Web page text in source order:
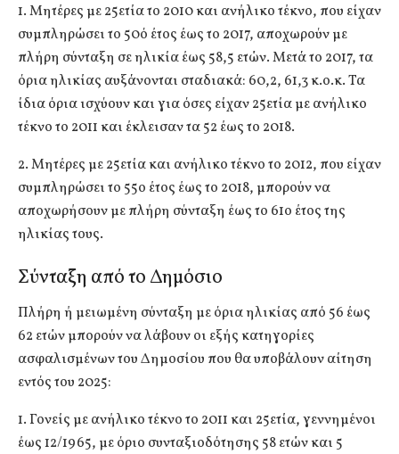
1. Μητέρες με 25ετία το 2010 και ανήλικο τέκνο, που είχαν
συμπληρώσει το 50ό έτος έως το 2017, αποχωρούν με
πλήρη σύνταξη σε ηλικία έως 58,5 ετών. Μετά το 2017, τα
όρια ηλικίας αυξάνονται σταδιακά: 60,2, 61,3 κ.ο.κ. Τα
ίδια όρια ισχύουν και για όσες είχαν 25ετία με ανήλικο
τέκνο το 2011 και έκλεισαν τα 52 έως το 2018.
2. Μητέρες με 25ετία και ανήλικο τέκνο το 2012, που είχαν
συμπληρώσει το 55ο έτος έως το 2018, μπορούν να
αποχωρήσουν με πλήρη σύνταξη έως το 61ο έτος της
ηλικίας τους.
Σύνταξη από το Δημόσιο
Πλήρη ή μειωμένη σύνταξη με όρια ηλικίας από 56 έως
62 ετών μπορούν να λάβουν οι εξής κατηγορίες
ασφαλισμένων του Δημοσίου που θα υποβάλουν αίτηση
εντός του 2025:
1. Γονείς με ανήλικο τέκνο το 2011 και 25ετία, γεννημένοι
έως 12/1965, με όριο συνταξιοδότησης 58 ετών και 5